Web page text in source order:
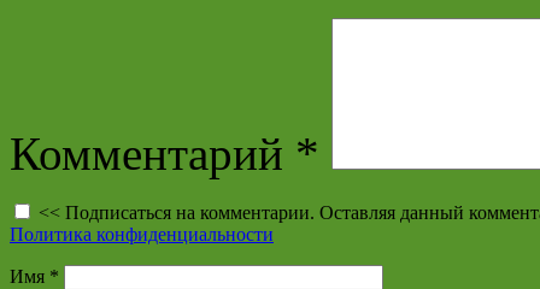
Комментарий *
<< Подписаться на комментарии. Оставляя данный
Политика конфиденциальности
Имя *